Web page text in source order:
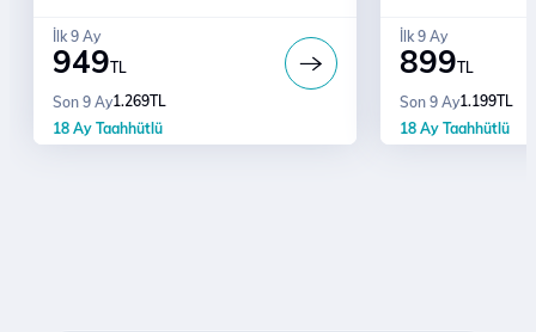
Varan İndirim
18 Ay Taahhütlü
949TL
İlk 9 Ay
1.269TL
Son 9 Ay
Ücretsiz
Modem ücreti
18 Ay Taahhütlü
899TL
İlk 9 Ay
1.199TL
Son 9 Ay